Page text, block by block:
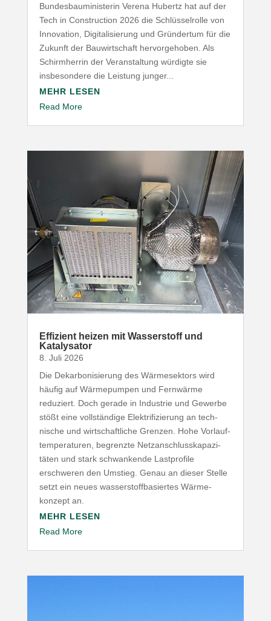
Bundesbauministerin Verena Hubertz hat auf der
Tech in Construction 2026 die Schlüsselrolle von
Innovation, Digitalisierung und Gründertum für die
Zukunft der Bauwirtschaft hervorgehoben. Als
Schirmherrin der Veranstaltung würdigte sie
insbesondere die Leistung junger...
MEHR LESEN
Read More
Effizient heizen mit Wasser­stoff und
Katalysator
8. Juli 2026
Die Dekar­bo­ni­sierung des Wärme­sektors wird
häufig auf Wärme­pumpen und Fernwärme
reduziert. Doch gerade in Industrie und Gewerbe
stößt eine voll­ständige Elek­tri­fi­zierung an tech­
nische und wirt­schaft­liche Grenzen. Hohe Vorlauf­
tem­pe­ra­turen, begrenzte Netz­an­schluss­ka­pa­zi­
täten und stark schwan­kende Last­profile
erschweren den Umstieg. Genau an dieser Stelle
setzt ein neues wasser­stoff­ba­siertes Wärme­
konzept an.
MEHR LESEN
Read More